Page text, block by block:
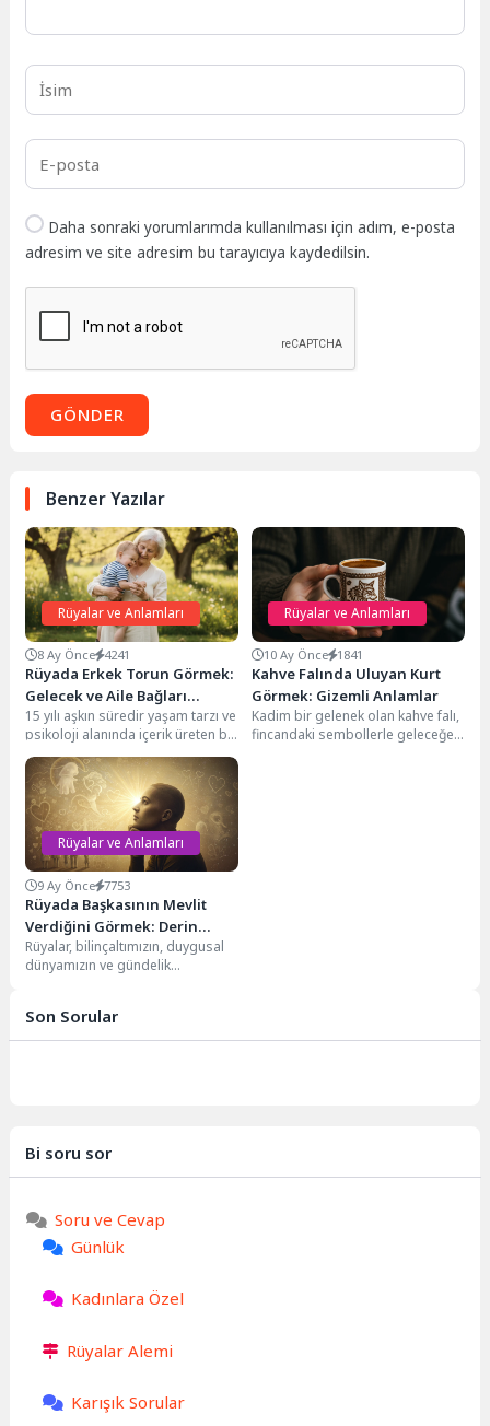
Daha sonraki yorumlarımda kullanılması için adım, e-posta
adresim ve site adresim bu tarayıcıya kaydedilsin.
GÖNDER
Benzer Yazılar
Rüyalar ve Anlamları
8 Ay Önce 4241
Rüyada Erkek Torun Görmek:
Gelecek ve Aile Bağları
Üzerine Yorumlar
15 yılı aşkın süredir yaşam tarzı ve
psikoloji alanında içerik üreten bir
editör olarak, rüyaların...
Rüyalar ve Anlamları
10 Ay Önce 1841
Kahve Falında Uluyan Kurt
Görmek: Gizemli Anlamlar
Kadim bir gelenek olan kahve falı,
fincandaki sembollerle geleceğe
Rüyalar ve Anlamları
9 Ay Önce 7753
Rüyada Başkasının Mevlit
Verdiğini Görmek: Derin
Anlamlar ve Yorumlar
Rüyalar, bilinçaltımızın, duygusal
dünyamızın ve gündelik
kültürel ve manevi unsurlarla...
Son Sorular
Bi soru sor
Soru ve Cevap
Günlük
Kadınlara Özel
Rüyalar Alemi
Karışık Sorular